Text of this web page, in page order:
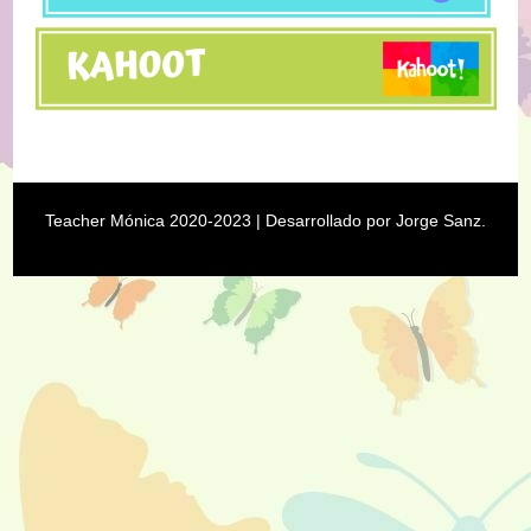
Teacher Mónica 2020-2023 | Desarrollado por Jorge Sanz